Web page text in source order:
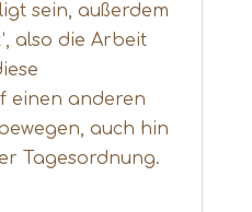
sein, außerdem
also die Arbeit
einen anderen
auch hin
Tagesordnung.